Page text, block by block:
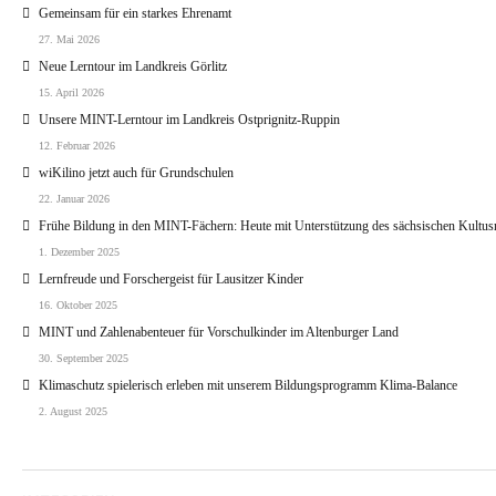
Gemeinsam für ein starkes Ehrenamt
27. Mai 2026
Neue Lerntour im Landkreis Görlitz
15. April 2026
Unsere MINT-Lerntour im Landkreis Ostprignitz-Ruppin
12. Februar 2026
wiKilino jetzt auch für Grundschulen
22. Januar 2026
Frühe Bildung in den MINT-Fächern: Heute mit Unterstützung des sächsischen
1. Dezember 2025
Lernfreude und Forschergeist für Lausitzer Kinder
16. Oktober 2025
MINT und Zahlenabenteuer für Vorschulkinder im Altenburger Land
30. September 2025
Klimaschutz spielerisch erleben mit unserem Bildungsprogramm Klima-Balance
2. August 2025